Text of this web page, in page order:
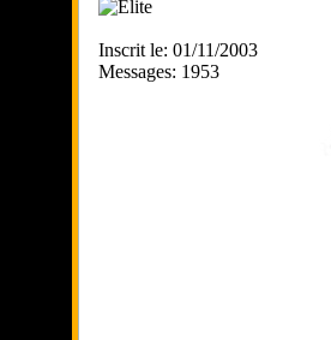
Inscrit le: 01/11/2003
Messages: 1953